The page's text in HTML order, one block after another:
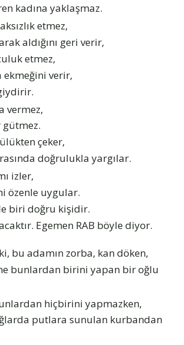
kadına yaklaşmaz.
etmez,
aldığını geri verir,
etmez,
ekmeğini verir,
vermez,
gütmez.
çeker,
doğrulukla yargılar.
izler,
özenle uygular.
biri doğru kişidir.
Egemen RAB böyle diyor.
bu adamın zorba, kan döken,
bunlardan birini yapan bir oğlu
hiçbirini yapmazken,
putlara sunulan kurbandan